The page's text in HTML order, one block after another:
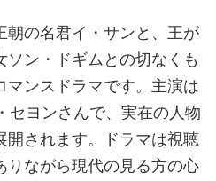
朝の名君イ・サンと、王が
ン・ドギムとの切なくも
マンスドラマです。主演は
セヨンさんで、実在の人物
開されます。ドラマは視聴
りながら現代の見る方の心